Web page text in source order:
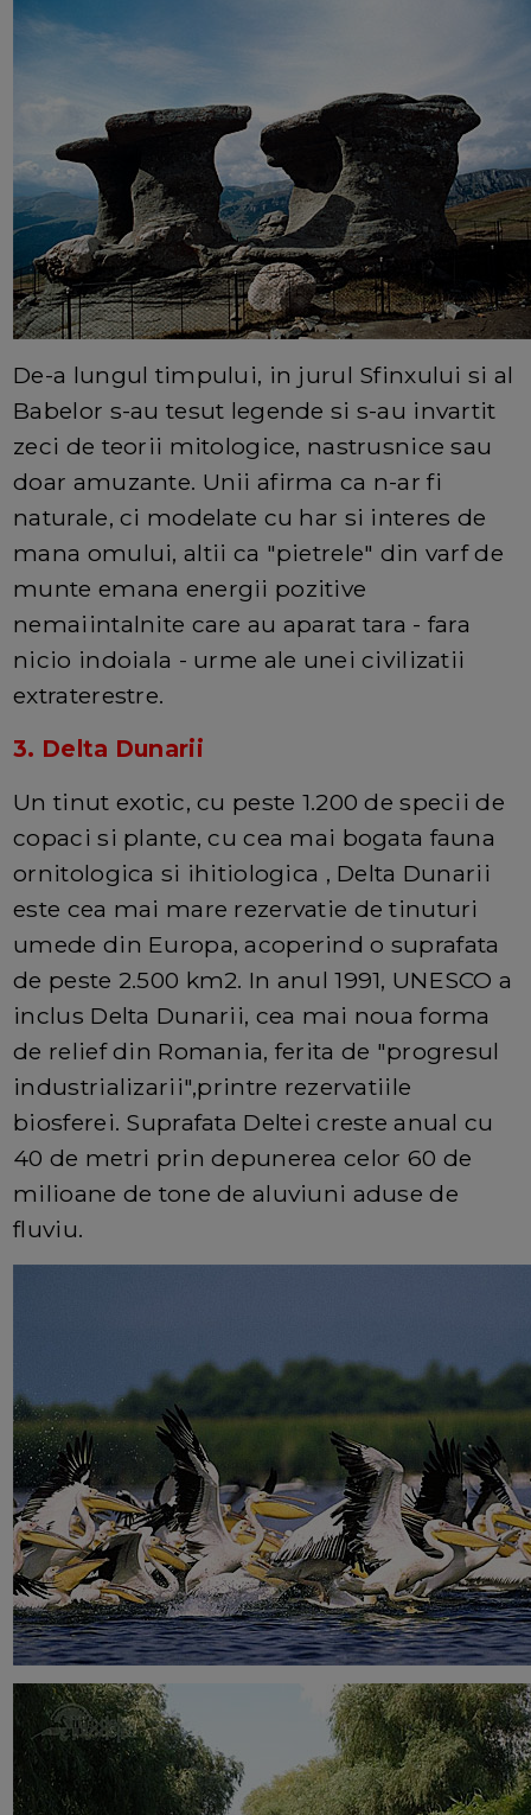
De-a lungul timpului, in jurul Sfinxului si al
Babelor s-au tesut legende si s-au invartit
zeci de teorii mitologice, nastrusnice sau
doar amuzante. Unii afirma ca n-ar fi
naturale, ci modelate cu har si interes de
mana omului, altii ca "pietrele" din varf de
munte emana energii pozitive
nemaiintalnite care au aparat tara - fara
nicio indoiala - urme ale unei civilizatii
extraterestre.
3. Delta Dunarii
Un tinut exotic, cu peste 1.200 de specii de
copaci si plante, cu cea mai bogata fauna
ornitologica si ihitiologica , Delta Dunarii
este cea mai mare rezervatie de tinuturi
umede din Europa, acoperind o suprafata
de peste 2.500 km2. In anul 1991, UNESCO a
inclus Delta Dunarii, cea mai noua forma
de relief din Romania, ferita de "progresul
industrializarii",printre rezervatiile
biosferei. Suprafata Deltei creste anual cu
40 de metri prin depunerea celor 60 de
milioane de tone de aluviuni aduse de
fluviu.